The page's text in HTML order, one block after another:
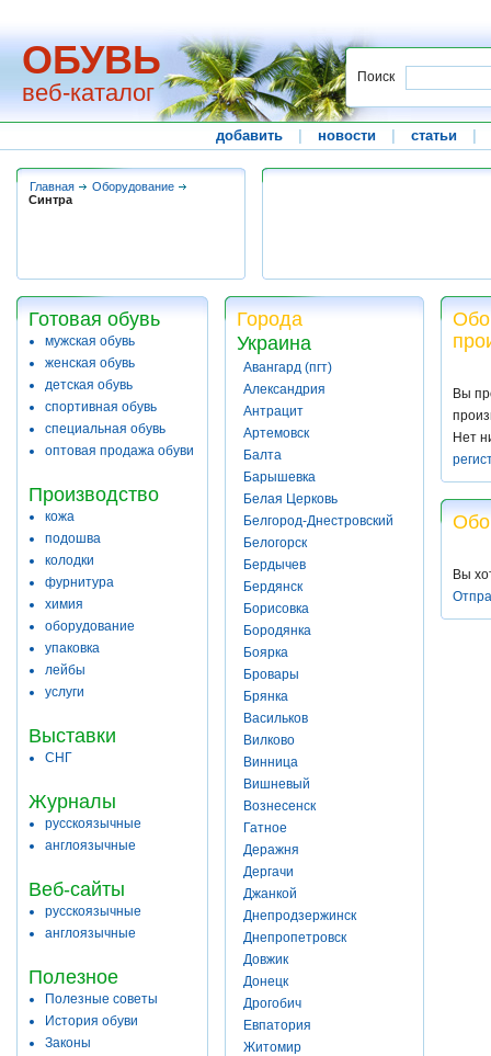
ОБУВЬ
веб-каталог
Поиск
добавить новости статьи
Главная
Оборудование
Синтра
Готовая обувь
мужская обувь
женская обувь
детская обувь
спортивная обувь
специальная обувь
оптовая продажа обуви
Производство
кожа
подошва
колодки
фурнитура
химия
оборудование
упаковка
лейбы
услуги
Выставки
СНГ
Журналы
русскоязычные
англоязычные
Веб-сайты
русскоязычные
англоязычные
Полезное
Полезные советы
История обуви
Законы
Города
Украина
Авангард (пгт)
Александрия
Антрацит
Артемовск
Балта
Барышевка
Белая Церковь
Белгород-Днестровский
Белогорск
Бердычев
Бердянск
Борисовка
Бородянка
Боярка
Бровары
Брянка
Васильков
Вилково
Винница
Вишневый
Вознесенск
Гатное
Деражня
Дергачи
Джанкой
Днепродзержинск
Днепропетровск
Довжик
Донецк
Дрогобич
Евпатория
Житомир
Вы
Нет
Вы